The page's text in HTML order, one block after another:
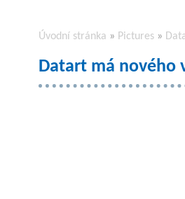
Úvodní stránka » Pictures »
Datart má nového